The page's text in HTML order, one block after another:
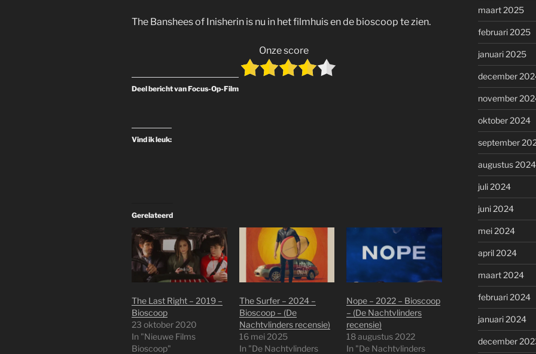
The Banshees of Inisherin is nu in het filmhuis en de bioscoop te zien.
Onze score
Deel bericht van Focus-Op-Film
Vind ik leuk:
Gerelateerd
The Last Right – 2019 –
Bioscoop
23 oktober 2020
In "Nieuwe Films
Bioscoop"
The Surfer – 2024 –
Bioscoop – (De
Nachtvlinders recensie)
16 mei 2025
In "De Nachtvlinders
Nope – 2022 – Bioscoop
– (De Nachtvlinders
recensie)
18 augustus 2022
In "De Nachtvlinders
maart 2025
februari 2025
januari 2025
december
november
oktober 2024
september
augustus 2024
juli 2024
juni 2024
mei 2024
april 2024
maart 2024
februari 2024
januari 2024
december